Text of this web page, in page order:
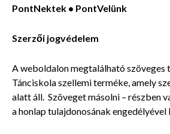
PontNektek • PontVelünk
Szerzői jogvédelem
A weboldalon megtalálható szöveges
Tánciskola szellemi terméke, amely
alatt áll. Szöveget másolni – részben
a honlap tulajdonosának engedélyével